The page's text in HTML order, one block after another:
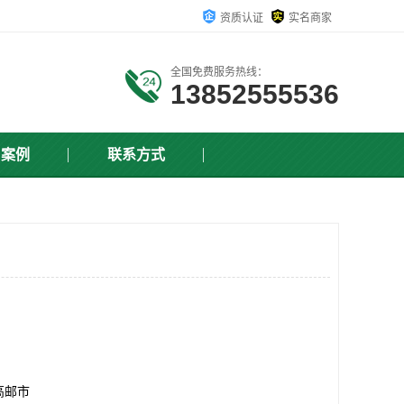
资质认证 实名商家
全国免费服务热线：
13852555536
例 联系方式
邮市